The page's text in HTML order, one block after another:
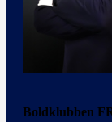
Boldklubben